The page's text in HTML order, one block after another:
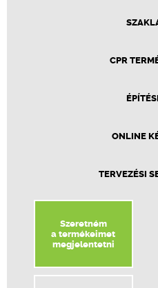
CPR
ONLINE
TERVEZÉSI
Szeretném
a termékeimet
megjelentetni